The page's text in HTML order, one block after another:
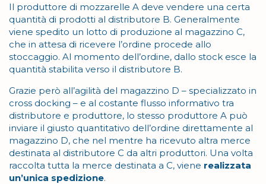
Il produttore di mozzarelle A deve vendere una certa
quantità di prodotti al distributore B. Generalmente
viene spedito un lotto di produzione al magazzino C,
che in attesa di ricevere l’ordine procede allo
stoccaggio. Al momento dell’ordine, dallo stock esce la
quantità stabilita verso il distributore B.
Grazie però all’agilità del magazzino D – specializzato in
cross docking – e al costante flusso informativo tra
distributore e produttore, lo stesso produttore A può
inviare il giusto quantitativo dell’ordine direttamente al
magazzino D, che nel mentre ha ricevuto altra merce
destinata al distributore C da altri produttori. Una volta
raccolta tutta la merce destinata a C, viene realizzata
un’unica spedizione.